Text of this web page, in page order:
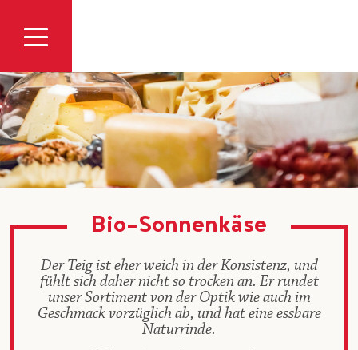
Bio-Sonnenkäse
Der Teig ist eher weich in der Konsistenz, und
fühlt sich daher nicht so trocken an. Er rundet
unser Sortiment von der Optik wie auch im
Geschmack vorzüglich ab, und hat eine essbare
Naturrinde.